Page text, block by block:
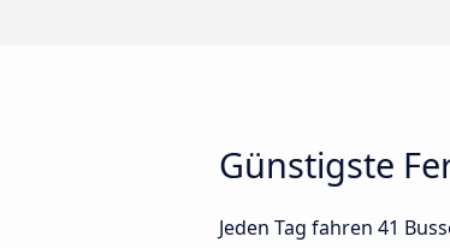
Günstigste
Jeden Tag fahren 41